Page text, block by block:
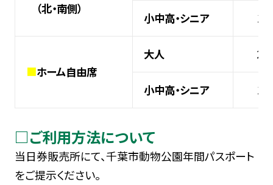
（北・南側）
小中高・シニア
■ホーム自由席
大人
小中高・シニア
□ご利用方法について
当日券販売所にて、千葉市動物公園年間パスポート
をご提示ください。